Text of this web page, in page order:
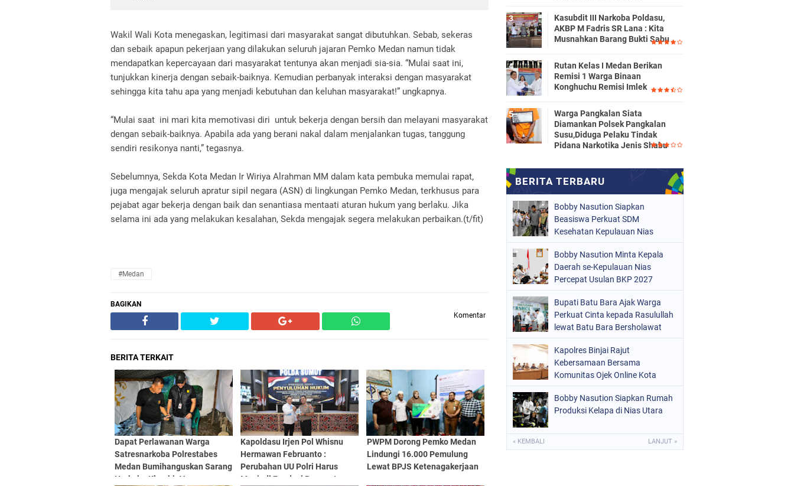
Wakil Wali Kota menegaskan, legitimasi dari masyarakat sangat dibutuhkan. Sebab, sekeras
dan sebaik apapun pekerjaan yang dilakukan seluruh jajaran Pemko Medan namun tidak
mendapatkan kepercayaan dari masyarakat tentunya akan menjadi sia-sia. “Mulai saat ini,
tunjukkan kinerja dengan sebaik-baiknya. Kemudian perbanyak interaksi dengan masyarakat
sehingga kita tahu apa yang menjadi kebutuhan dan keluhan masyarakat!” ungkapnya.
“Mulai saat ini mari kita memotivasi diri untuk bekerja dengan bersih dan melayani masyarakat
dengan sebaik-baiknya. Apabila ada yang berani nakal dalam menjalankan tugas, tanggung
sendiri resikonya nanti,” tegasnya.
Sebelumnya, Sekda Kota Medan Ir Wiriya Alrahman MM dalam kata pembuka memulai rapat,
juga mengajak seluruh apratur sipil negara (ASN) di lingkungan Pemko Medan, terkhusus para
pejabat agar bekerja dengan baik dan senantiasa mentaati aturan hukum yang berlaku. Jika
selama ini ada yang melakukan kesalahan, Sekda mengajak segera melakukan perbaikan.(t/fit)
#Medan
BAGIKAN
Komentar
BERITA TERKAIT
Dapat Perlawanan Warga
Satresnarkoba Polrestabes
Medan Bumihanguskan Sarang
Narkoba Klambir V
Kapoldasu Irjen Pol Whisnu
Hermawan Februanto :
Perubahan UU Polri Harus
Menjadi Fondasi Penguatan
PWPM Dorong Pemko Medan
Lindungi 16.000 Pemulung
Lewat BPJS Ketenagakerjaan
Kasubdit III Narkoba Poldasu,
AKBP M Fadris SR Lana : Kita
Musnahkan Barang Bukti Sabu
Rutan Kelas I Medan Berikan
Remisi 1 Warga Binaan
Konghuchu Remisi Imlek
Warga Pangkalan Siata
Diamankan Polsek Pangkalan
Susu,Diduga Pelaku Tindak
Pidana Narkotika Jenis Shabu
Bobby Nasution Siapkan
Beasiswa Perkuat SDM
Kesehatan Kepulauan Nias
Bobby Nasution Minta Kepala
Daerah se-Kepulauan Nias
Percepat Usulan BKP 2027
Bupati Batu Bara Ajak Warga
Perkuat Cinta kepada Rasulullah
lewat Batu Bara Bersholawat
Kapolres Binjai Rajut
Kebersamaan Bersama
Komunitas Ojek Online Kota
Bobby Nasution Siapkan Rumah
Produksi Kelapa di Nias Utara
« KEMBALI LANJUT »